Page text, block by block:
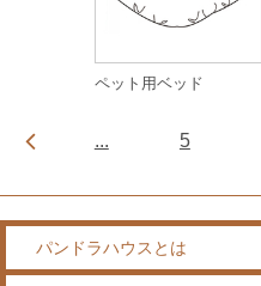
ペット用ベッド
... 5
パンドラハウスとは